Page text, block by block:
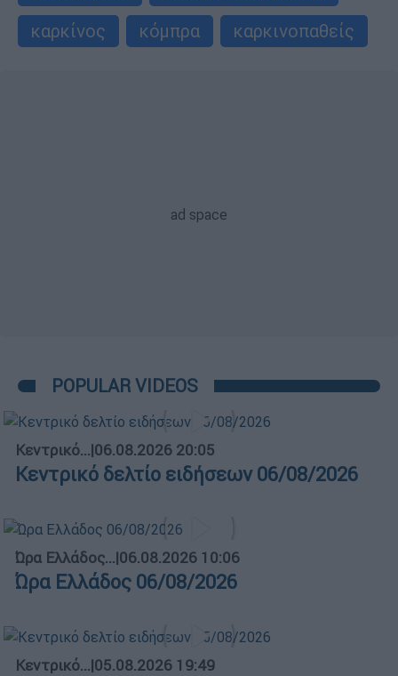
καρκίνος
κόμπρα καρκινοπαθείς
POPULAR VIDEOS
Κεντρικό...|06.08.2026 20:05
Κεντρικό δελτίο ειδήσεων 06/08/2026
Ώρα Ελλάδος...|06.08.2026 10:06
Ώρα Ελλάδος 06/08/2026
Κεντρικό...|05.08.2026 19:49